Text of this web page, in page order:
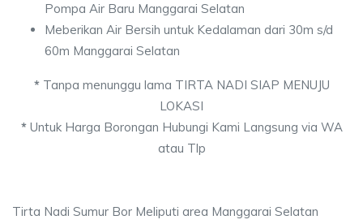
Pompa Air Baru Manggarai Selatan
Meberikan Air Bersih untuk Kedalaman dari 30m s/d
60m Manggarai Selatan
*Tanpa menunggu lama TIRTA NADI SIAP MENUJU
LOKASI
*Untuk Harga Borongan Hubungi Kami Langsung via WA
atau Tlp
Tirta Nadi Sumur Bor Meliputi area Manggarai Selatan